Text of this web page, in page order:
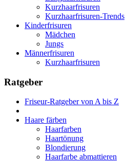
Kurzhaarfrisuren
Kurzhaarfrisuren-Trends
Kinderfrisuren
Mädchen
Jungs
Männerfrisuren
Kurzhaarfrisuren
Ratgeber
Friseur-Ratgeber von A bis Z
Haare färben
Haarfarben
Haartönung
Blondierung
Haarfarbe abmattieren